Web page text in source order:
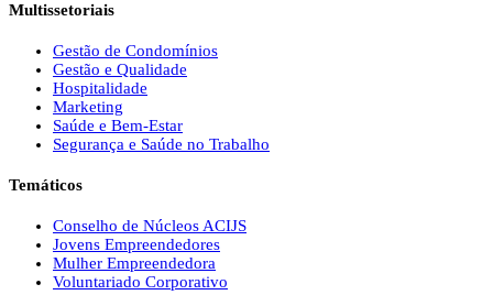
Multissetoriais
Gestão de Condomínios
Gestão e Qualidade
Hospitalidade
Marketing
Saúde e Bem-Estar
Segurança e Saúde no Trabalho
Temáticos
Conselho de Núcleos ACIJS
Jovens Empreendedores
Mulher Empreendedora
Voluntariado Corporativo